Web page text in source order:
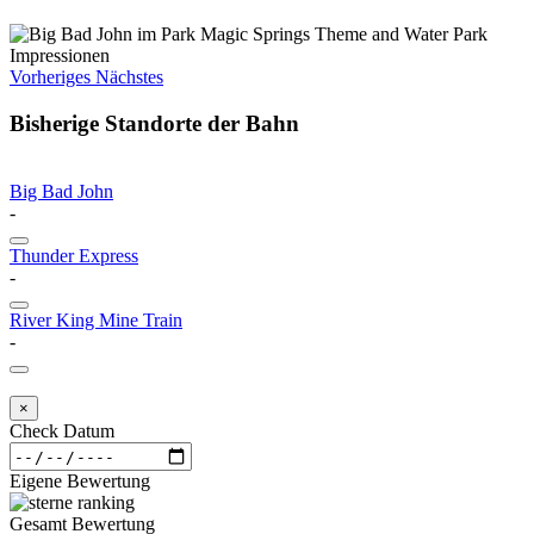
Vorheriges Nächstes
Bisherige Standorte der Bahn
Big Bad John
-
Thunder Express
-
River King Mine Train
-
×
Check Datum
Eigene Bewertung
Gesamt Bewertung